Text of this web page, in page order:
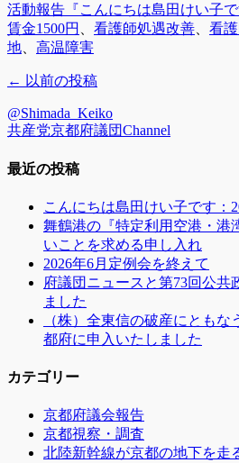
カ
テ
ゴ
ー
活動報告『こんにちは島田けい子で
賃金1500円 、 看護師処遇改善、 看
地、 高温障害
投
稿
ナ
ゲ
← 以前の投稿
@Shimada_Keiko
共産党京都府議団Channel
最近の投稿
こんにちは島田けい子です：
舞鶴港の『特定利用空港・港
いことを求める申し入れ
2026年6月定例会を終えて
府議団ニュースと第73回公共
ました
（株）全東信の破産にとも
都府に申入いたしました
カテゴリー
京都府議会報告
京都視察・調査
北陸新幹線が京都の地下を走